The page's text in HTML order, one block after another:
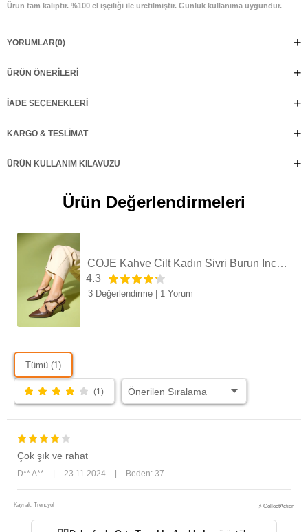
Ürün tam kalıptır. %100 el işçiliği ile üretilmiştir. Günlük kullanıma uygundur.
YORUMLAR(0)
ÜRÜN ÖNERILERI
İADE SEÇENEKLERI
KARGO & TESLIMAT
ÜRÜN KULLANIM KILAVUZU
Ürün Değerlendirmeleri
COJE Kahve Cilt Kadın Sivri Burun İnce Topuklu Ayakkabı
4.3
3 Değerlendirme 1 Yorum
Tümü (1)
(1)
Çok şık ve rahat
D** A** 23.11.2024 Beden: 37
Kaynak: Trendyol ⚡ CollectAction